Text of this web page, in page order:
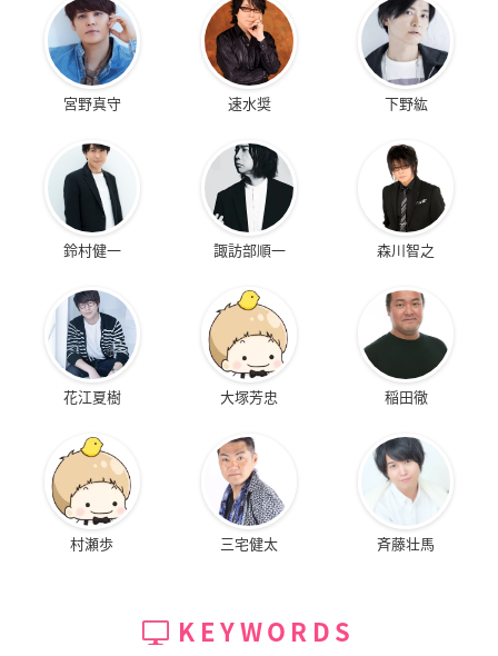
宮野真守 速水奨 下野紘
鈴村健一 諏訪部順一 森川智之
花江夏樹 大塚芳忠 稲田徹
村瀬歩 三宅健太 斉藤壮馬
KEYWORDS